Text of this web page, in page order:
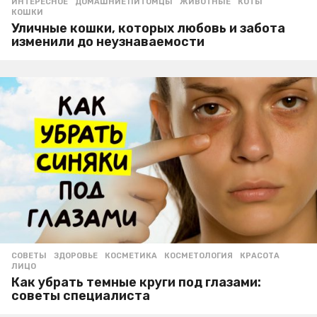
КОШКИ
Уличные кошки, которых любовь и забота
изменили до неузнаваемости
СОВЕТЫ ЗДОРОВЬЕ ,КОСМЕТИКА ,КОСМЕТОЛОГИЯ ,КРАСОТА
ЛИЦО
Как убрать темные круги под глазами:
советы специалиста